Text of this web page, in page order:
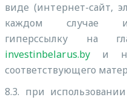
виде (интернет-сайт,
каждом случае
гиперссылку на
investinbelarus.byи на
соответствующего
8.3. при